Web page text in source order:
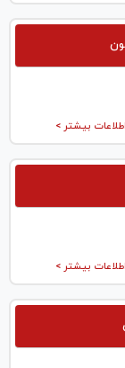
اطلاعات بیشتر >
اطلاعات بیشتر >